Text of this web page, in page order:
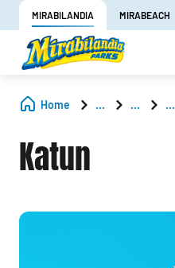
MIRABILANDIA MIRABEACH
Home ... ... ...
Katun